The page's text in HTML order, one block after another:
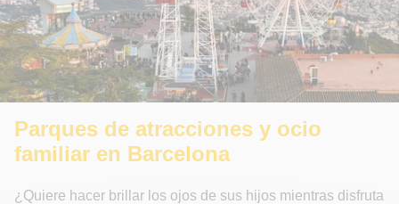
Parques de atracciones y ocio
familiar en Barcelona
¿Quiere hacer brillar los ojos de sus hijos mientras disfruta